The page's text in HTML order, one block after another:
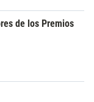
de los Premios